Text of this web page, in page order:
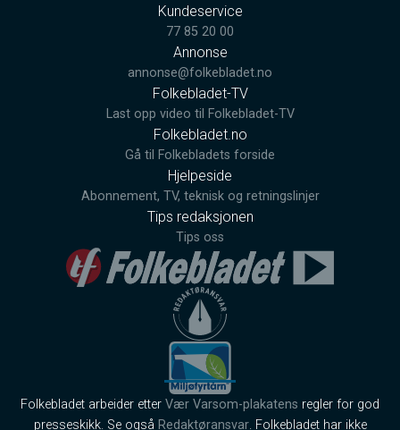
Kundeservice
77 85 20 00
Annonse
annonse@folkebladet.no
Folkebladet-TV
Last opp video til Folkebladet-TV
Folkebladet.no
Gå til Folkebladets forside
Hjelpeside
Abonnement, TV, teknisk og retningslinjer
Tips redaksjonen
Tips oss
Folkebladet arbeider etter Vær Varsom-plakatens regler for god
presseskikk. Se også Redaktøransvar. Folkebladet har ikke